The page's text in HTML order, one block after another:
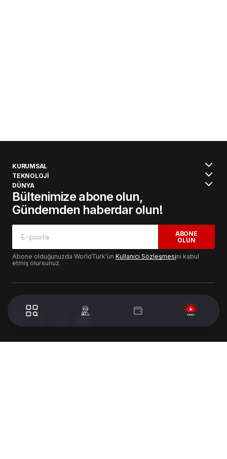
KURUMSAL
TEKNOLOJİ
DÜNYA
Bültenimize abone olun,
Gündemden haberdar olun!
ABONE
OLUN
Abone olduğunuzda WorldTürk'ün Kullanıcı Sözleşmesini kabul
etmiş olursunuz.
© 2024 WorldTurk. Tüm Hakları Saklıdır. - Tasarım & Geliştirme :
Volion's